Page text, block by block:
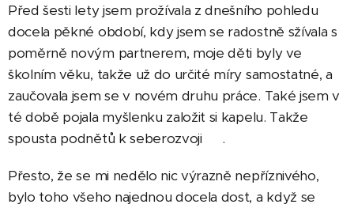
Před šesti lety jsem prožívala z dnešního pohledu
docela pěkné období, kdy jsem se radostně sžívala s
poměrně novým partnerem, moje děti byly ve
školním věku, takže už do určité míry samostatné, a
zaučovala jsem se v novém druhu práce. Také jsem v
té době pojala myšlenku založit si kapelu. Takže
spousta podnětů k seberozvoji 😊.
Přesto, že se mi nedělo nic výrazně nepříznivého,
bylo toho všeho najednou docela dost, a když se